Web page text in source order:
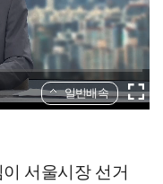
일반배속
서울시장 선거